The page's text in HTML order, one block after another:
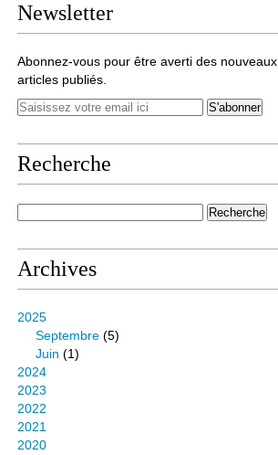
Newsletter
Abonnez-vous pour être averti des nouveaux
articles publiés.
Recherche
Archives
2025
Septembre (5)
Juin (1)
2024
2023
2022
2021
2020